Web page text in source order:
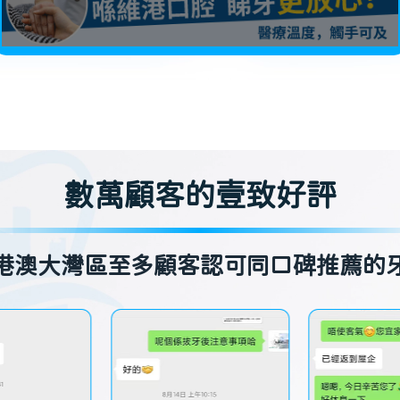
數萬顧客的壹致好評
澳大灣區至多顧客認可同口碑推薦的